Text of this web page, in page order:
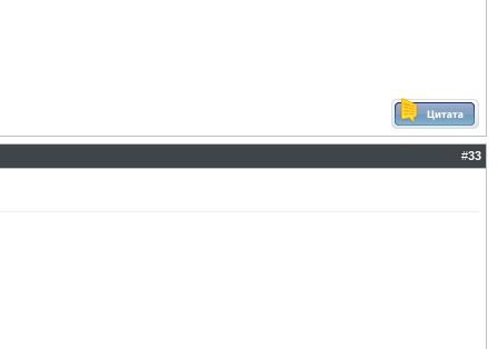
#33